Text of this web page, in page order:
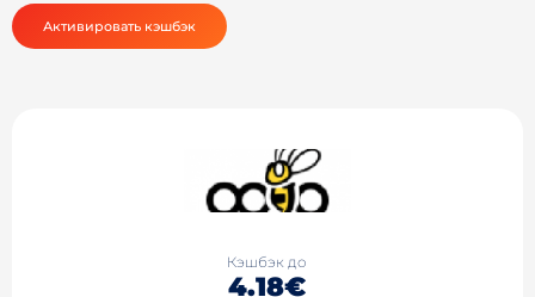
Активировать кэшбэк
Кэшбэк до
4.18€